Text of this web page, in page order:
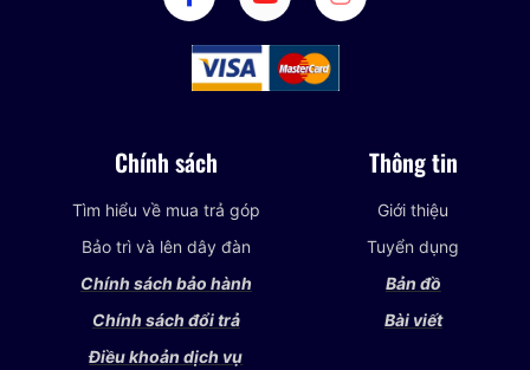
Chính sách
Tìm hiểu về mua trả góp
Bảo trì và lên dây đàn
Chính sách bảo hành
Chính sách đổi trả
Điều khoản dịch vụ
Thông tin
Giới thiệu
Tuyển dụng
Bản đồ
Bài viết